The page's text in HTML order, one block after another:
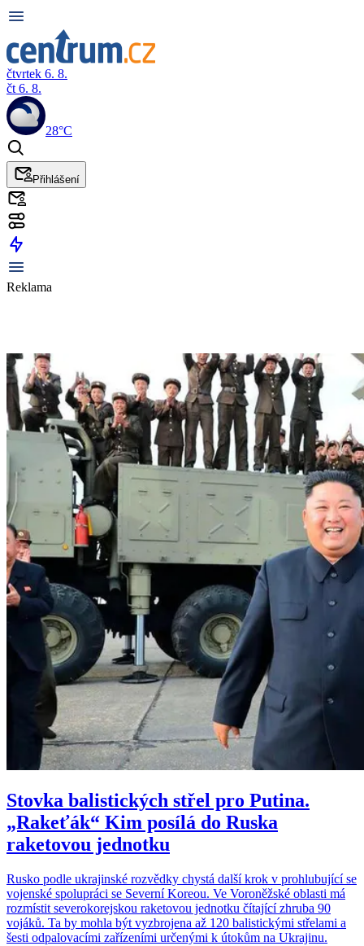
čtvrtek 6. 8.
čt 6. 8.
28°C
Přihlášení
Reklama
Stovka balistických střel pro Putina.
„Rakeťák“ Kim posílá do Ruska
raketovou jednotku
Rusko podle ukrajinské rozvědky chystá další krok v prohlubující se
vojenské spolupráci se Severní Koreou. Ve Voroněžské oblasti má
rozmístit severokorejskou raketovou jednotku čítající zhruba 90
vojáků. Ta by mohla být vyzbrojena až 120 balistickými střelami a
šesti odpalovacími zařízeními určenými k útokům na Ukrajinu.